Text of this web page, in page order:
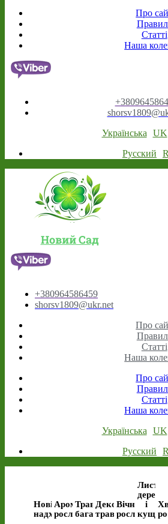
Про
Статті
Наша
Українська
UK
Русский
Новий Сад
+380964586459
shorsv1809@ukr.net
Про
Статті
Наша
Про
Статті
Наша
Українська
UK
Русский
Нові
надходження
Ароматичні
рослини
Трав’янисті
багаторічні
Декоративні
трави
Вічнозелені
рослини
Листяні
дерева
і
кущі